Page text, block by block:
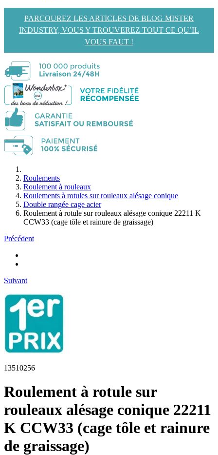
PARCOUREZ LES ARTICLES DE BLOG MISTER
INDUSTRY, VOUS Y TROUVEREZ TOUT CE QU’IL
VOUS FAUT !
Roulements
Roulement à rouleaux
Roulements à rotules sur rouleaux alésage conique
Double rangée cage acier
Roulement à rotule sur rouleaux alésage conique 22211 K
CCW33 (cage tôle et rainure de graissage)
Précédent
Suivant
13510256
Roulement à rotule sur
rouleaux alésage conique 22211
K CCW33 (cage tôle et rainure
de graissage)